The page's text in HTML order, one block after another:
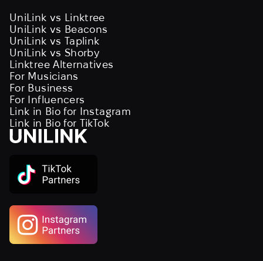
UniLink vs Linktree
UniLink vs Beacons
UniLink vs Taplink
UniLink vs Shorby
Linktree Alternatives
For Musicians
For Business
For Influencers
Link in Bio for Instagram
Link in Bio for TikTok